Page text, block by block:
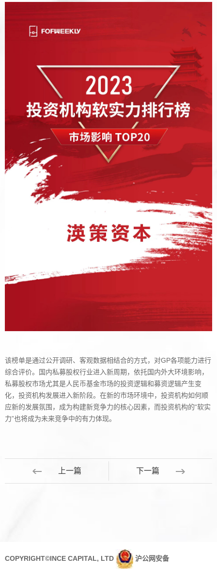
该榜单是通过公开调研、客观数据相结合的方式，对GP各项能力进行
综合评价。国内私募股权行业进入新周期，依托国内外大环境影响，
私募股权市场尤其是人民币基金市场的投资逻辑和募资逻辑产生变
化，投资机构发展进入新阶段。在新的市场环境中，投资机构如何顺
应新的发展氛围，成为构建新竞争力的核心因素，而投资机构的“软实
力”也将成为未来竞争中的有力体现。
上一篇 下一篇
COPYRIGHT©INCE CAPITAL, LTD 沪公网安备